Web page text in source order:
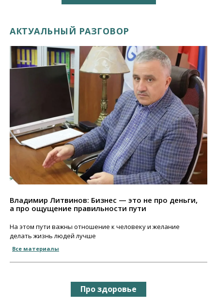
АКТУАЛЬНЫЙ РАЗГОВОР
Владимир Литвинов: Бизнес — это не про деньги,
а про ощущение правильности пути
На этом пути важны отношение к человеку и желание
делать жизнь людей лучше
Все материалы
Про здоровье